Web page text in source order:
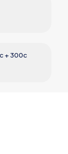
+ 300c